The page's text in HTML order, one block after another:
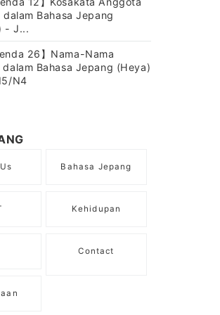
dalam Bahasa Jepang
- J...
26】Nama-Nama
dalam Bahasa Jepang (Heya)
N4
Bahasa Jepang
Kehidupan
Contact